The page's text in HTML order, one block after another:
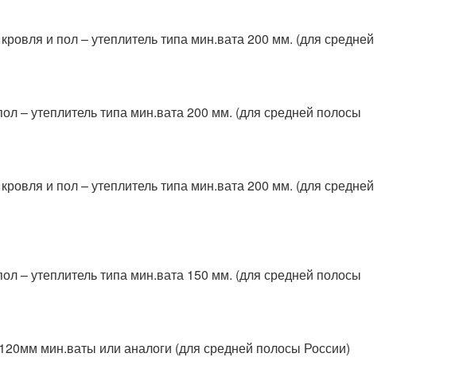
и пол – утеплитель типа мин.вата 200 мм. (для средней
– утеплитель типа мин.вата 200 мм. (для средней полосы
и пол – утеплитель типа мин.вата 200 мм. (для средней
– утеплитель типа мин.вата 150 мм. (для средней полосы
мин.ваты или аналоги (для средней полосы России)